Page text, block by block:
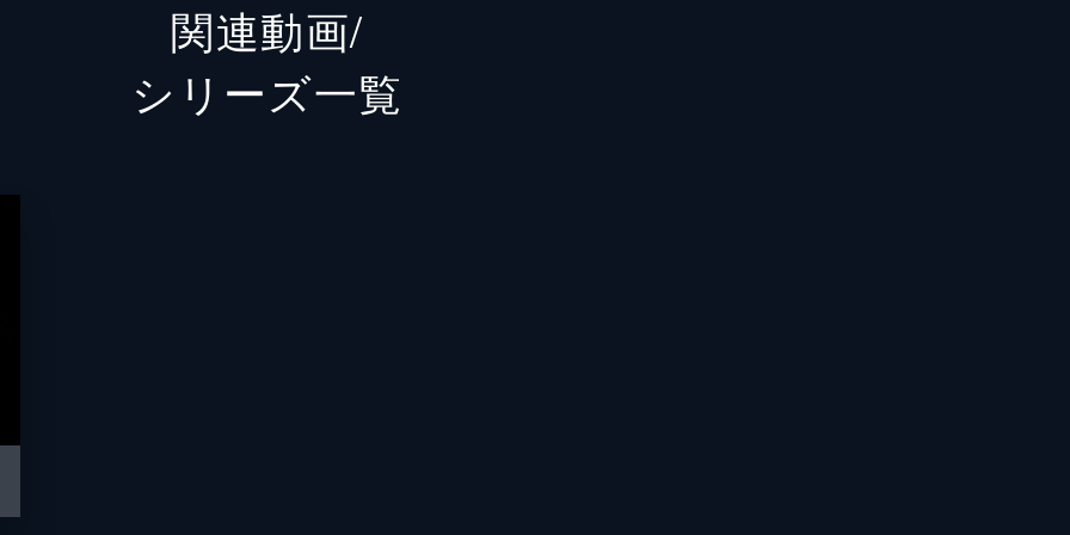
レナード・シャピロ
関連動画/
シリーズ⼀覧